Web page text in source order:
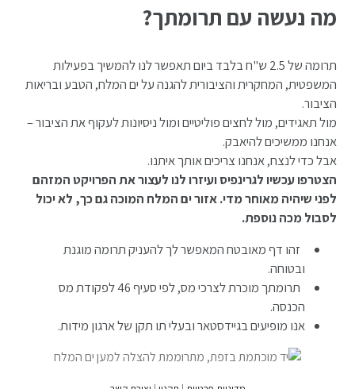
מה נעשה עם תרומתך?
תרומה של 2.5 ש"ח בלבד ביום תאפשר לנו להמשיך בפעילות
המשפטית, המחקרית והציבורית להגנה על ים המלח, הטבע ובריאות
הציבור.
מול תאגידים, מול לחצים פוליטיים ומול ניסיונות לעקוף את הציבור –
אנחנו ממשיכים להיאבק.
אבל כדי לנצח, אנחנו צריכים אותך איתנו.
הצטרפו עכשיו לגרינפיס ועיזרו לנו לעצור את הפרויקט המזהם
לפני שיהיה מאוחר מדי. אזור ים המלח המוכה גם כך, לא יכול
לסבול מכה נוספת.
זהו דף מאובטח המאפשר לך להעניק תרומה מוגנת
ובטוחה.
תרומתך מוכרת לצרכי מס, לפי סעיף 46 לפקודת מס
הכנסה.
אנו מופיעים בגיידסטאר ובעלי תו תקן של ארגון מידות.